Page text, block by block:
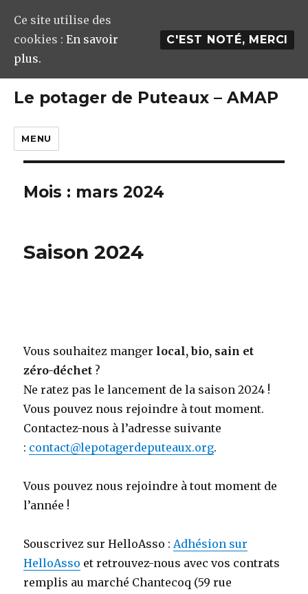
Le potager de Puteaux – AMAP
MENU
Mois : mars 2024
Saison 2024
Vous souhaitez manger local, bio, sain et
zéro-déchet ?
Ne ratez pas le lancement de la saison 2024 !
Vous pouvez nous rejoindre à tout moment.
Contactez-nous à l’adresse suivante
: contact@lepotagerdeputeaux.org.
Vous pouvez nous rejoindre à tout moment de
l’année !
Souscrivez sur HelloAsso :Adhésion sur
HelloAsso et retrouvez-nous avec vos contrats
remplis au marché Chantecoq (59 rue
Ce site utilise des
cookies : En savoir
plus.
C'EST NOTÉ, MERCI